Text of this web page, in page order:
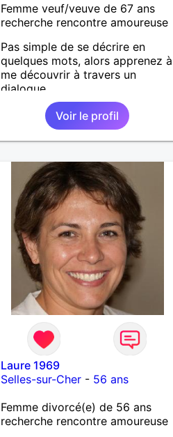
Femme veuf/veuve de 67 ans
recherche rencontre amoureuse
Pas simple de se décrire en
quelques mots, alors apprenez à
me découvrir à travers un
dialogue.
Voir le profil
Laure 1969
Selles-sur-Cher- 56 ans
Femme divorcé(e) de 56 ans
recherche rencontre amoureuse